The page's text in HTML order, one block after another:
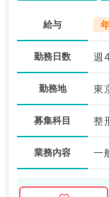
給与
勤務日数 週
勤務地 東
募集科目 整
業務内容 一